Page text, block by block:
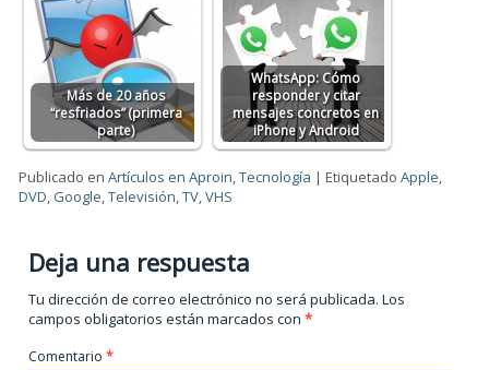
Más de 20 años
“resfriados” (primera
parte)
WhatsApp: Cómo
responder y citar
mensajes concretos en
iPhone y Android
Publicado en Artículos en Aproin,Tecnología |Etiquetado Apple,
DVD, Google,Televisión,TV,VHS
Deja una respuesta
Tu dirección de correo electrónico no será publicada. Los
campos obligatorios están marcados con*
Comentario*